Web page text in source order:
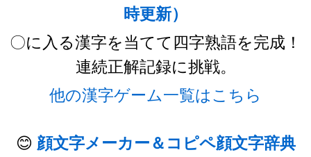
時更新）
〇に入る漢字を当てて四字熟語を完成！
連続正解記録に挑戦。
他の漢字ゲーム一覧はこちら
😊 顔文字メーカー＆コピペ顔文字辞典